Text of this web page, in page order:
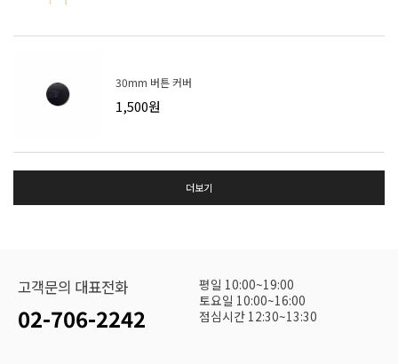
30mm 버튼 커버
1,500원
더보기
고객문의 대표전화
02-706-2242
평일 10:00~19:00
토요일 10:00~16:00
점심시간 12:30~13:30